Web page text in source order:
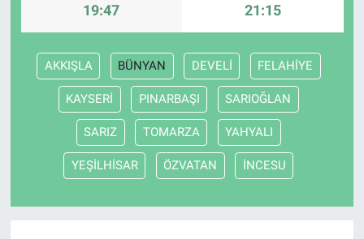
19:47 21:15
AKKIŞLA BÜNYAN DEVELİ FELAHİYE
KAYSERİ PINARBAŞI SARIOĞLAN
SARIZ TOMARZA YAHYALI
YEŞİLHİSAR ÖZVATAN İNCESU